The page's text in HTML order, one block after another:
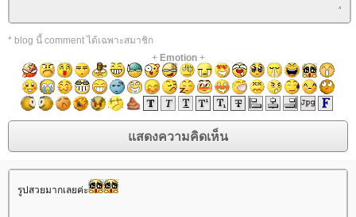
* blog นี้ comment ได้เฉพาะสมาชิก
+ Emotion+
รูปสวยมากเลยค่ะ